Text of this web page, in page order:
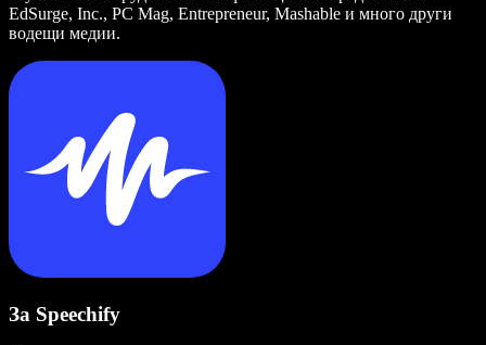
EdSurge, Inc., PC Mag, Entrepreneur, Mashable и много други
водещи медии.
За Speechify